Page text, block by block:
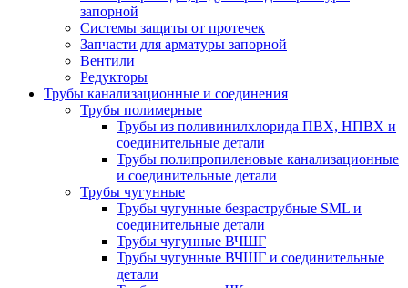
запорной
Системы защиты от протечек
Запчасти для арматуры запорной
Вентили
Редукторы
Трубы канализационные и соединения
Трубы полимерные
Трубы из поливинилхлорида ПВХ, НПВХ и
соединительные детали
Трубы полипропиленовые канализационные
и соединительные детали
Трубы чугунные
Трубы чугунные безраструбные SML и
соединительные детали
Трубы чугунные ВЧШГ
Трубы чугунные ВЧШГ и соединительные
детали